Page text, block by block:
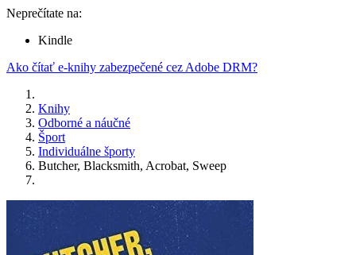
Neprečítate na:
Kindle
Ako čítať e-knihy zabezpečené cez Adobe DRM?
Knihy
Odborné a náučné
Šport
Individuálne športy
Butcher, Blacksmith, Acrobat, Sweep